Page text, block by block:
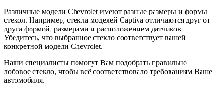
Различные модели Chevrolet имеют разные размеры и формы
стекол. Например, стекла моделей Captiva отличаются друг от
друга формой, размерами и расположением датчиков.
Убедитесь, что выбранное стекло соответствует вашей
конкретной модели Chevrolet.
Наши специалисты помогут Вам подобрать правильно
лобовое стекло, чтобы всё соответствовало требованиям Ваше
автомобиля.